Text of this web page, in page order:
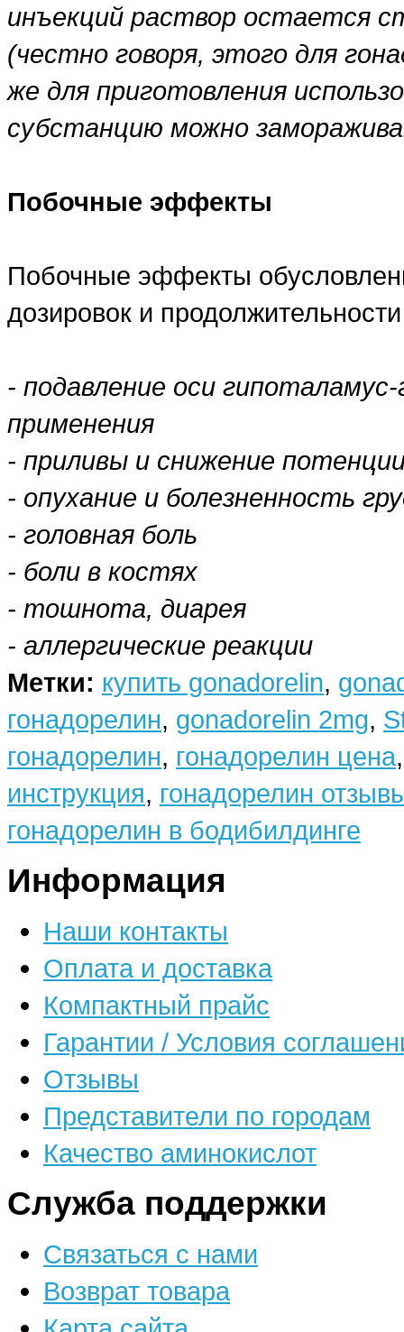
инъекций раствор остается
(честно говоря, этого для
же для приготовления
субстанцию можно
Побочные эффекты
Побочные эффекты
дозировок и
- подавление оси
применения
- приливы и снижение
- опухание и болезненность
- головная боль
- боли в костях
- тошнота, диарея
- аллергические реакции
Метки: купить gonadorelin,
гонадорелин, gonadorelin 2mg,
гонадорелин, гонадорелин цена
инструкция, гонадорелин
гонадорелин в бодибилдинге
Информация
Наши контакты
Оплата и доставка
Компактный прайс
Гарантии / Условия
Отзывы
Представители по городам
Качество аминокислот
Служба поддержки
Связаться с нами
Возврат товара